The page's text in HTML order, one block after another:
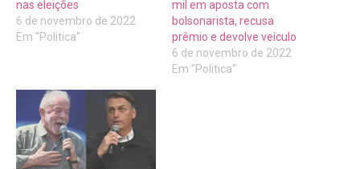
nas eleições
6 de novembro de 2022
Em "Politica"
mil em aposta com
bolsonarista, recusa
prêmio e devolve veículo
6 de novembro de 2022
Em "Politica"